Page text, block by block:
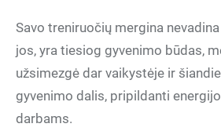
Savo treniruočių mergina
jos, yra tiesiog gyvenimo būdas,
užsimezgė dar vaikystėje ir
gyvenimo dalis, pripildanti
darbams.